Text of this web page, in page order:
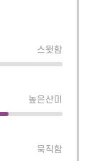
스윗함
높은산미
묵직함